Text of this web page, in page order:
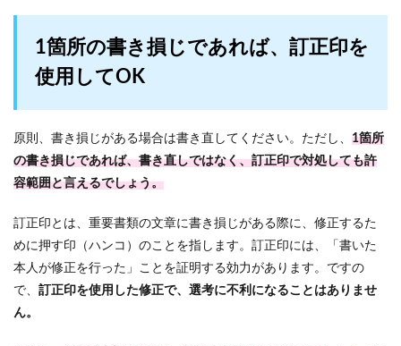
1箇所の書き損じであれば、訂正印を
使用してOK
原則、書き損じがある場合は書き直してください。ただし、 1箇所
の書き損じであれば、書き直しではなく、訂正印で対処しても許
容範囲と言えるでしょう。
訂正印とは、重要書類の文章に書き損じがある際に、修正するた
めに押す印（ハンコ）のことを指します。訂正印には、「書いた
本人が修正を行った」ことを証明する効力があります。ですの
で、 訂正印を使用した修正で、選考に不利になることはありませ
ん。